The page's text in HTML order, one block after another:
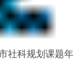
社科规划课题年